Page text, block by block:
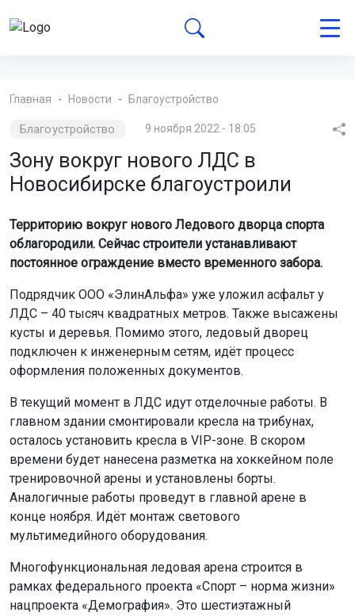
Главная Новости Благоустройство
Благоустройство 9 ноября 2022 - 18:05
Зону вокруг нового ЛДС в
Новосибирске благоустроили
Территорию вокруг нового Ледового дворца спорта
облагородили. Сейчас строители устанавливают
постоянное ограждение вместо временного забора.
Подрядчик ООО «ЭлинАльфа» уже уложил асфальт у
ЛДС – 40 тысяч квадратных метров. Также высажены
кусты и деревья. Помимо этого, ледовый дворец
подключен к инженерным сетям, идёт процесс
оформления положенных документов.
В текущий момент в ЛДС идут отделочные работы. В
главном здании смонтировали кресла на трибунах,
осталось установить кресла в VIP-зоне. В скором
времени будет нанесена разметка на хоккейном поле
тренировочной арены и установлены борты.
Аналогичные работы проведут в главной арене в
конце ноября. Идёт монтаж светового
мультимедийного оборудования.
Многофункциональная ледовая арена строится в
рамках федерального проекта «Спорт – норма жизни»
нацпроекта «Демография». Это шестиэтажный